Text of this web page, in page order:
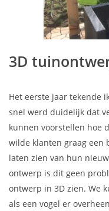
3D
Het eerste jaar tekende
snel werd duidelijk dat
kunnen voorstellen hoe
wilde klanten graag een
laten zien van hun
ontwerp is dit geen
ontwerp in 3D zien. We
als een vogel er